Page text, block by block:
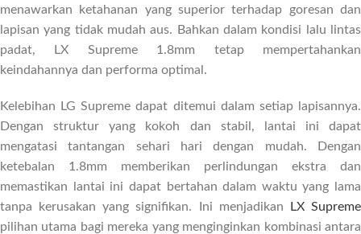
menawarkan ketahanan yang superior terhadap goresan dan
lapisan yang tidak mudah aus. Bahkan dalam kondisi lalu lintas
padat, LX Supreme 1.8mm tetap mempertahankan
keindahannya dan performa optimal.
Kelebihan LG Supreme dapat ditemui dalam setiap lapisannya.
Dengan struktur yang kokoh dan stabil, lantai ini dapat
mengatasi tantangan sehari hari dengan mudah. Dengan
ketebalan 1.8mm memberikan perlindungan ekstra dan
memastikan lantai ini dapat bertahan dalam waktu yang lama
tanpa kerusakan yang signifikan. Ini menjadikan
LX Supreme
pilihan utama bagi mereka yang menginginkan kombinasi antara